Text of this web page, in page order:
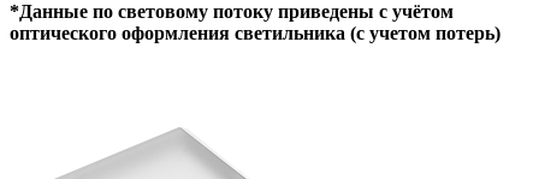
*Данные по световому потоку приведены с учётом
оптического оформления светильника (с учетом потерь)